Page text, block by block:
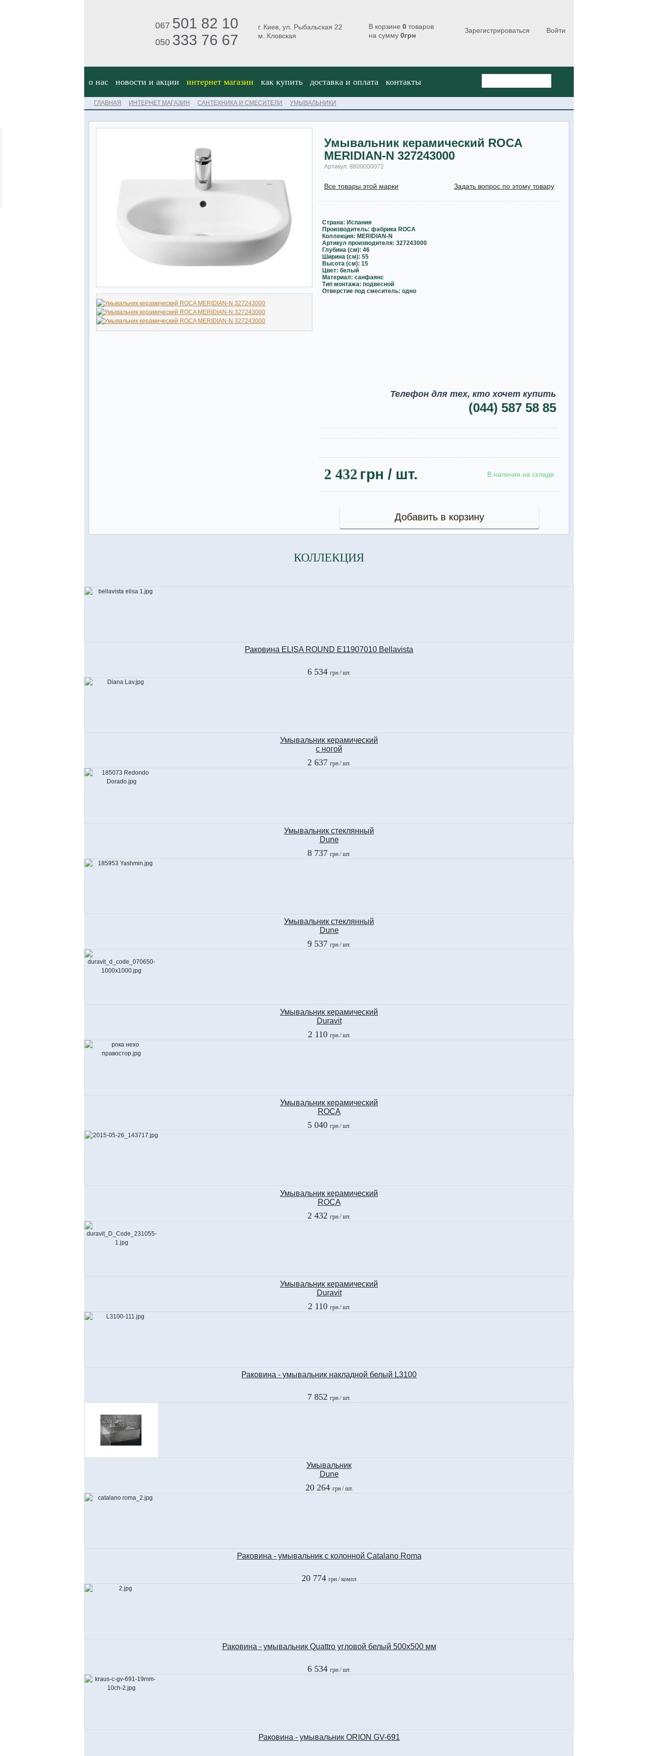
067 501 82 10
050 333 76 67
г. Киев, ул. Рыбальская 22
м. Кловская
В корзине 0 товаров
на сумму 0грн
Зарегистрироваться Войти
о нас новости и акции интернет магазин как купить доставка и оплата контакты
ГЛАВНАЯ ИНТЕРНЕТ МАГАЗИН САНТЕХНИКА И СМЕСИТЕЛИ УМЫВАЛЬНИКИ
Умывальник керамический ROCA
MERIDIAN-N 327243000
Артикул: 8800000072
Все товары этой марки Задать вопрос по этому товару
Страна: Испания
Производитель: фабрика ROCA
Коллекция: MERIDIAN-N
Артикул производителя: 327243000
Глубина (см): 46
Ширина (см): 55
Высота (см): 15
Цвет: белый
Материал: санфаянс
Тип монтажа: подвесной
Отверстие под смеситель: одно
Телефон для тех, кто хочет купить
(044) 587 58 85
2 432 грн / шт. В наличии на складе
Добавить в корзину
КОЛЛЕКЦИЯ
Раковина ELISA ROUND E11907010 Bellavista
6 534 грн / шт.
Умывальник керамический
с ногой
P3 Espana
DIANA
2 637 грн / шт.
Умывальник стеклянный
Dune
Redondo Dorado
185073
8 737 грн / шт.
Умывальник стеклянный
Dune
Yashmin
185953
9 537 грн / шт.
Умывальник керамический
Duravit
D-CODE 50 L
070650 00 092
2 110 грн/ шт.
Умывальник керамический
ROCA
NEXO
327648000
5 040 грн / шт.
Умывальник керамический
ROCA
MERIDIAN-N
327243000
2 432 грн / шт.
Умывальник керамический
Duravit
D-CODE
231055 00 002
2 110 грн/ шт.
Раковина - умывальник накладной белый L3100
7 852 грн / шт.
Умывальник
Dune
Reptil Plata
86020
20 264 грн/ шт.
Раковина - умывальник с колонной Catalano Roma
20 774 грн / компл
Раковина - умывальник Quattro угловой белый 500х500 мм
6 534 грн / шт.
Раковина - умывальник ORION GV-691